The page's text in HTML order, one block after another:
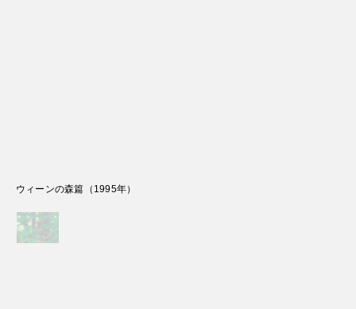
ウィーンの森篇 （ 1995年）